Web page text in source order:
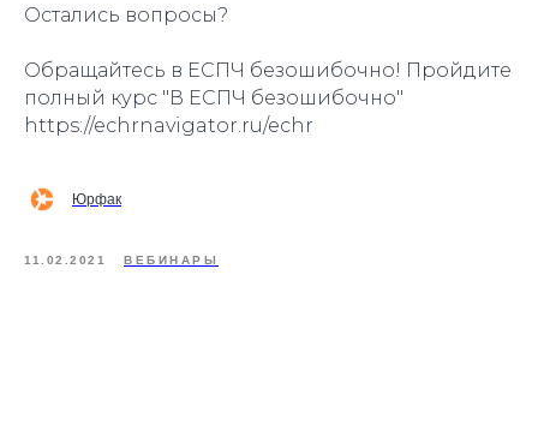
Остались вопросы?
Обращайтесь в ЕСПЧ безошибочно! Пройдите
полный курс "В ЕСПЧ безошибочно"
https://echrnavigator.ru/echr
Юрфак
11.02.2021 ВЕБИНАРЫ